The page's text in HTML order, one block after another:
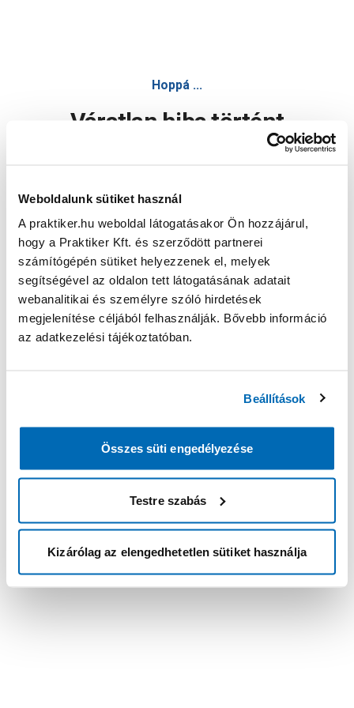
Weboldalunk sütiket használ
A praktiker.hu weboldal látogatásakor Ön hozzájárul,
hogy a Praktiker Kft. és szerződött partnerei
számítógépén sütiket helyezzenek el, melyek
segítségével az oldalon tett látogatásának adatait
webanalitikai és személyre szóló hirdetések
megjelenítése céljából felhasználják. Bővebb információ
az adatkezelési tájékoztatóban.
Beállítások
Összes süti engedélyezése
Testre szabás
Kizárólag az elengedhetetlen sütiket használja
Hoppá ...
Váratlan hiba történt
Oldal újratöltése